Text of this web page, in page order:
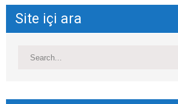
Site içi ara